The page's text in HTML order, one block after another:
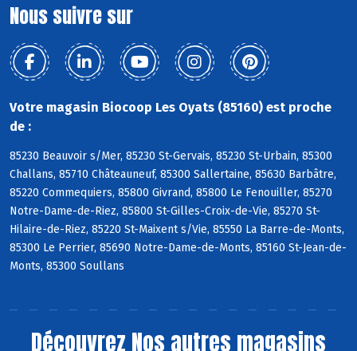
Nous suivre sur
Votre magasin Biocoop Les Oyats (85160) est proche
de :
85230 Beauvoir s/Mer, 85230 St-Gervais, 85230 St-Urbain, 85300
Challans, 85710 Châteauneuf, 85300 Sallertaine, 85630 Barbâtre,
85220 Commequiers, 85800 Givrand, 85800 Le Fenouiller, 85270
Notre-Dame-de-Riez, 85800 St-Gilles-Croix-de-Vie, 85270 St-
Hilaire-de-Riez, 85220 St-Maixent s/Vie, 85550 La Barre-de-Monts,
85300 Le Perrier, 85690 Notre-Dame-de-Monts, 85160 St-Jean-de-
Monts, 85300 Soullans
Découvrez Nos autres magasins